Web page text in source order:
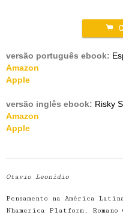
.
versão português ebook:
Amazon
Apple
versão inglês ebook: Risky
Amazon
Apple
Otavio Leonidio
Pensamento na América
Nhamerica Platform,